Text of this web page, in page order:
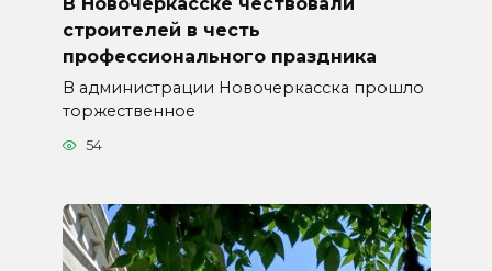
строителей в честь
профессионального праздника
В администрации Новочеркасска прошло
торжественное
54